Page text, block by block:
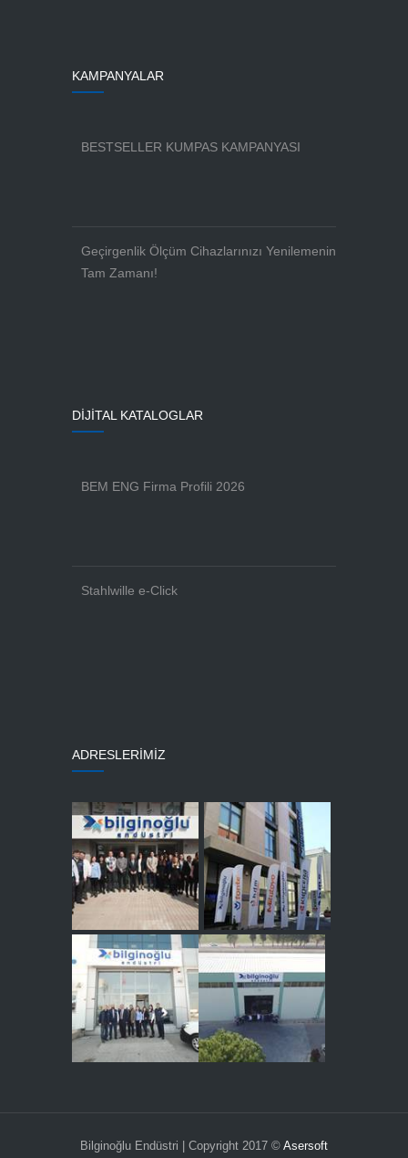
KAMPANYALAR
BESTSELLER KUMPAS KAMPANYASI
Geçirgenlik Ölçüm Cihazlarınızı Yenilemenin
Tam Zamanı!
DİJİTAL KATALOGLAR
BEM ENG Firma Profili 2026
Stahlwille e-Click
ADRESLERİMİZ
Bilginoğlu Endüstri | Copyright 2017 © Asersoft